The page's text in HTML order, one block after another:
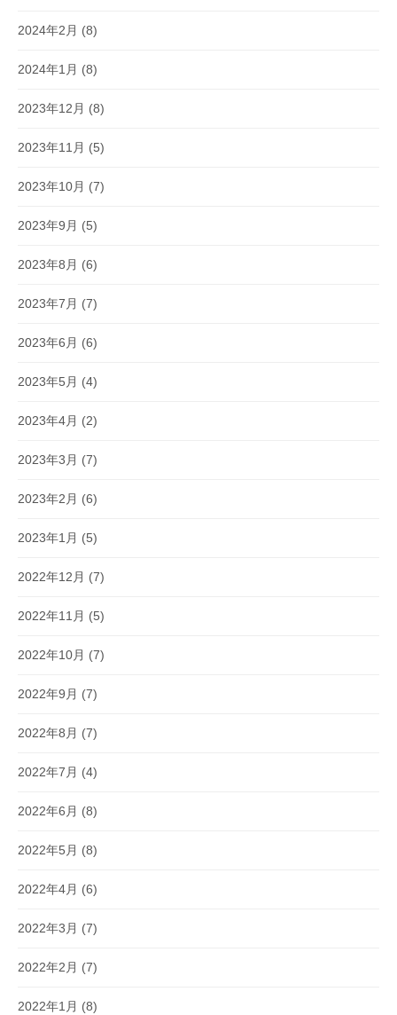
2024年2月 (8)
2024年1月 (8)
2023年12月 (8)
2023年11月 (5)
2023年10月 (7)
2023年9月 (5)
2023年8月 (6)
2023年7月 (7)
2023年6月 (6)
2023年5月 (4)
2023年4月 (2)
2023年3月 (7)
2023年2月 (6)
2023年1月 (5)
2022年12月 (7)
2022年11月 (5)
2022年10月 (7)
2022年9月 (7)
2022年8月 (7)
2022年7月 (4)
2022年6月 (8)
2022年5月 (8)
2022年4月 (6)
2022年3月 (7)
2022年2月 (7)
2022年1月 (8)